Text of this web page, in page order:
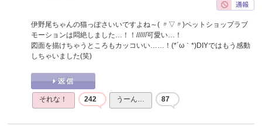
伊野尾ちゃんの猫っぽさいいですよね～( 〃▽〃)ペットショップラブ
モーションは悶絶しました…！！//////可愛い…！
図面を描けちゃうところもカッコいい……！(*´ω｀*)DIYではもう感動
しちゃいました(笑)
それな！ 242 うーん… 87